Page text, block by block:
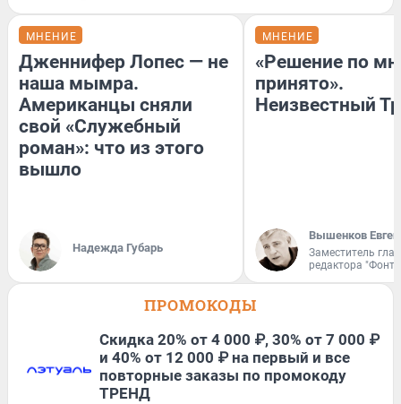
МНЕНИЕ
Дженнифер Лопес — не
наша мымра.
Американцы сняли
свой «Служебный
роман»: что из этого
вышло
Надежда Губарь
МНЕНИЕ
«Решение по
принято».
Неизвестный
Вышенков
Заместитель
редактора
ПРОМОКОДЫ
Скидка 20% от 4 000 ₽, 30% от 7 000 ₽
и 40% от 12 000 ₽ на первый и все
повторные заказы по промокоду
ТРЕНД